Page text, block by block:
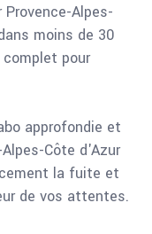
Alpes-
moins de 30
pour
approfondie et
Côte d'Azur
la fuite et
de vos attentes.